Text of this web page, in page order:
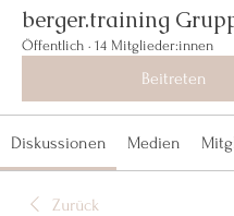
berger.training
Öffentlich · 14 Mitglieder:innen
Beitreten
Diskussionen Medien
Zurück